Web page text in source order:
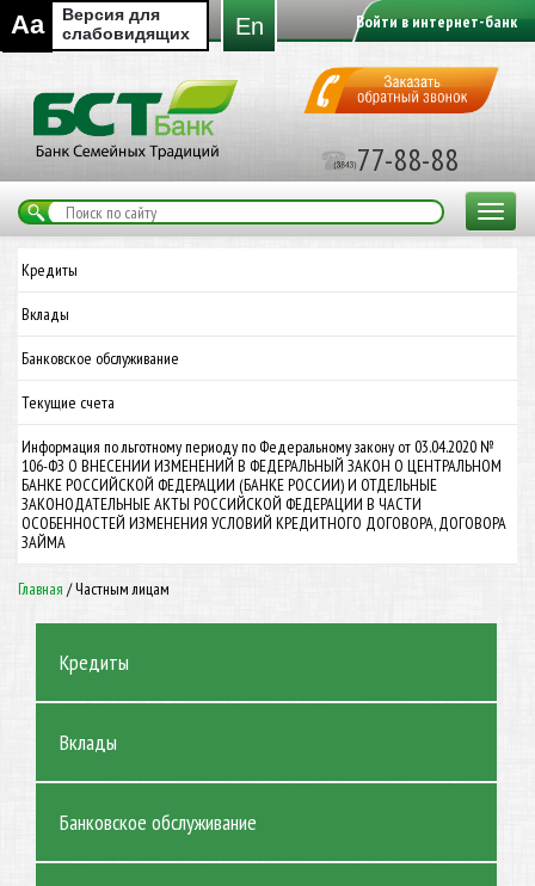
Aa
Версия для
слабовидящих
En Войти в интернет-банк
77-88-88
Toggle
Кредиты
Вклады
Банковское обслуживание
Текущие счета
Информация по льготному периоду по Федеральному закону от 03.04.2020 №
106-ФЗ О ВНЕСЕНИИ ИЗМЕНЕНИЙ В ФЕДЕРАЛЬНЫЙ ЗАКОН О ЦЕНТРАЛЬНОМ
БАНКЕ РОССИЙСКОЙ ФЕДЕРАЦИИ (БАНКЕ РОССИИ) И ОТДЕЛЬНЫЕ
ЗАКОНОДАТЕЛЬНЫЕ АКТЫ РОССИЙСКОЙ ФЕДЕРАЦИИ В ЧАСТИ
ОСОБЕННОСТЕЙ ИЗМЕНЕНИЯ УСЛОВИЙ КРЕДИТНОГО ДОГОВОРА, ДОГОВОРА
ЗАЙМА
Главная /Частным лицам
Кредиты
Вклады
Банковское обслуживание